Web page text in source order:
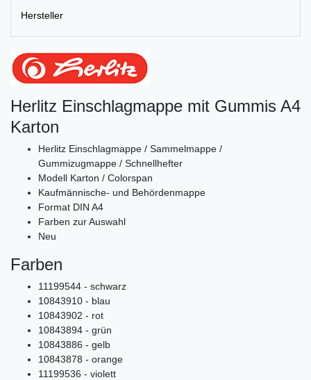
Hersteller
Herlitz Einschlagmappe mit Gummis A4
Karton
Herlitz Einschlagmappe / Sammelmappe /
Gummizugmappe / Schnellhefter
Modell Karton / Colorspan
Kaufmännische- und Behördenmappe
Format DIN A4
Farben zur Auswahl
Neu
Farben
11199544 - schwarz
10843910 - blau
10843902 - rot
10843894 - grün
10843886 - gelb
10843878 - orange
11199536 - violett